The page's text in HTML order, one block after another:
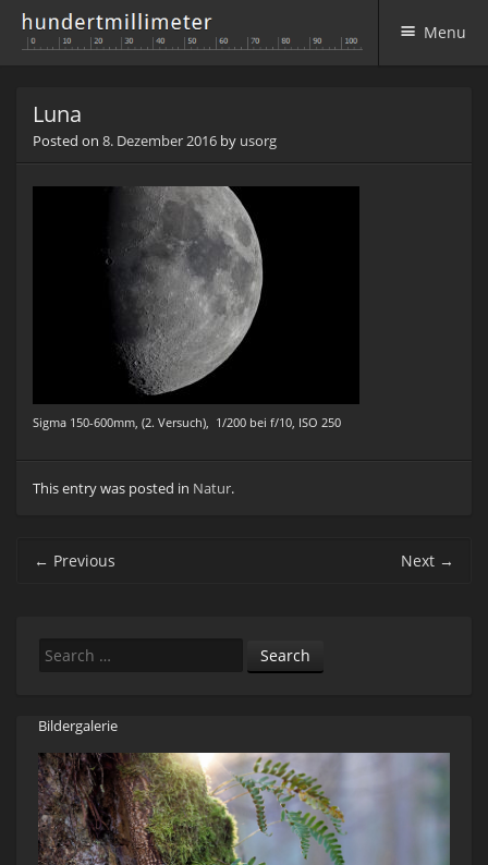
Menu
Luna
Posted on 8. Dezember 2016 by usorg
Sigma 150-600mm, (2. Versuch), 1/200 bei f/10, ISO 250
This entry was posted in Natur.
Post navigation
← Previous Next →
Search
Bildergalerie